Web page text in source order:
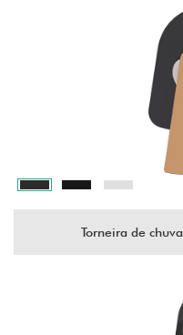
Torneira de